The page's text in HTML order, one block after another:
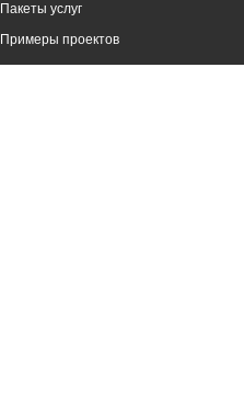
Пакеты услуг
Примеры проектов